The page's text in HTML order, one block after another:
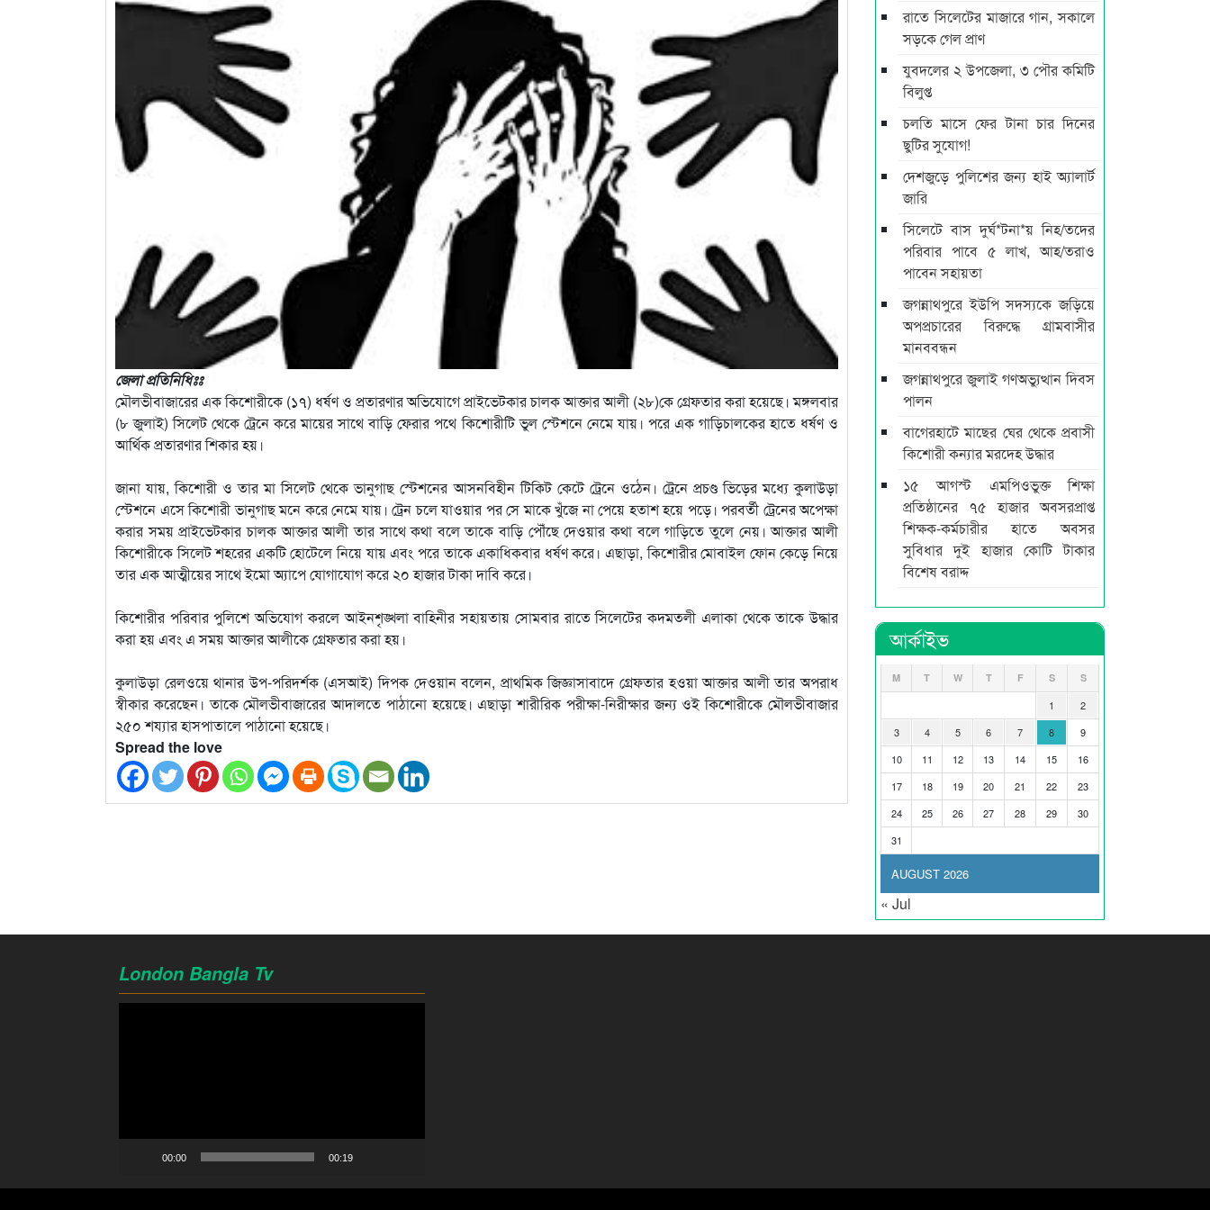
জেলা প্রতিনিধিঃঃ
মৌলভীবাজারের এক কিশোরীকে (১৭) ধর্ষণ ও প্রতারণার অভিযোগে প্রাইভেটকার চালক আক্তার আলী (২৮)কে গ্রেফতার করা হয়েছে। মঙ্গলবার
(৮ জুলাই) সিলেট থেকে ট্রেনে করে মায়ের সাথে বাড়ি ফেরার পথে কিশোরীটি ভুল স্টেশনে নেমে যায়। পরে এক গাড়িচালকের হাতে ধর্ষণ ও
আর্থিক প্রতারণার শিকার হয়।
জানা যায়, কিশোরী ও তার মা সিলেট থেকে ভানুগাছ স্টেশনের আসনবিহীন টিকিট কেটে ট্রেনে ওঠেন। ট্রেনে প্রচণ্ড ভিড়ের মধ্যে কুলাউড়া
স্টেশনে এসে কিশোরী ভানুগাছ মনে করে নেমে যায়। ট্রেন চলে যাওয়ার পর সে মাকে খুঁজে না পেয়ে হতাশ হয়ে পড়ে। পরবর্তী ট্রেনের অপেক্ষা
করার সময় প্রাইভেটকার চালক আক্তার আলী তার সাথে কথা বলে তাকে বাড়ি পৌঁছে দেওয়ার কথা বলে গাড়িতে তুলে নেয়। আক্তার আলী
কিশোরীকে সিলেট শহরের একটি হোটেলে নিয়ে যায় এবং পরে তাকে একাধিকবার ধর্ষণ করে। এছাড়া, কিশোরীর মোবাইল ফোন কেড়ে নিয়ে
তার এক আত্মীয়ের সাথে ইমো অ্যাপে যোগাযোগ করে ২০ হাজার টাকা দাবি করে।
কিশোরীর পরিবার পুলিশে অভিযোগ করলে আইনশৃঙ্খলা বাহিনীর সহায়তায় সোমবার রাতে সিলেটের কদমতলী এলাকা থেকে তাকে উদ্ধার
করা হয় এবং এ সময় আক্তার আলীকে গ্রেফতার করা হয়।
কুলাউড়া রেলওয়ে থানার উপ-পরিদর্শক (এসআই) দিপক দেওয়ান বলেন, প্রাথমিক জিজ্ঞাসাবাদে গ্রেফতার হওয়া আক্তার আলী তার অপরাধ
স্বীকার করেছেন। তাকে মৌলভীবাজারের আদালতে পাঠানো হয়েছে। এছাড়া শারীরিক পরীক্ষা-নিরীক্ষার জন্য ওই কিশোরীকে মৌলভীবাজার
২৫০ শয্যার হাসপাতালে পাঠানো হয়েছে।
Spread the love
রাতে সিলেটের মাজারে গান, সকালে
সড়কে গেল প্রাণ
যুবদলের ২ উপজেলা, ৩ পৌর কমিটি
বিলুপ্ত
চলতি মাসে ফের টানা চার দিনের
ছুটির সুযোগ!
দেশজুড়ে পুলিশের জন্য হাই অ্যালার্ট
জারি
সিলেটে বাস দুর্ঘ*টনা*য় নিহ/তদের
পরিবার পাবে ৫ লাখ, আহ/তরাও
পাবেন সহায়তা
জগন্নাথপুরে ইউপি সদস্যকে জড়িয়ে
অপপ্রচারের বিরুদ্ধে গ্রামবাসীর
মানববন্ধন
জগন্নাথপুরে জুলাই গণঅভ্যুত্থান দিবস
পালন
বাগেরহাটে মাছের ঘের থেকে প্রবাসী
কিশোরী কন্যার মরদেহ উদ্ধার
১৫ আগস্ট এমপিওভুক্ত শিক্ষা
প্রতিষ্ঠানের ৭৫ হাজার অবসরপ্রাপ্ত
শিক্ষক-কর্মচারীর হাতে অবসর
সুবিধার দুই হাজার কোটি টাকার
বিশেষ বরাদ্দ
আর্কাইভ
AUGUST 2026
M T W T F S S
1
2
3
4 5 6 7 8
9
10
11 12 13 14 15
16
17
18 19 20 21 22
23
24
25 26 27 28 29
30
31
« Jul
London Bangla Tv
00:00 00:19